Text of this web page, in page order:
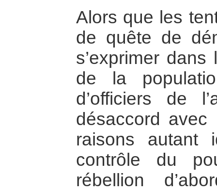
Alors que les
de quête de
s’exprimer
de la
d’officiers de
désaccord
raisons autant
contrôle du
rébellion